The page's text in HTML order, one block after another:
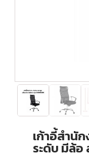
เก้าอี้สำนั
ระดับ มีล้อ